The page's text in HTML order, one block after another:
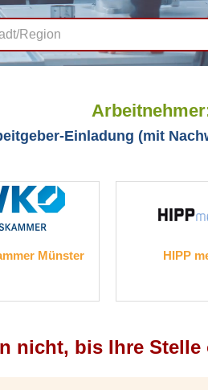
Einladung (mit
Münster HIPP
nicht, bis Ihre